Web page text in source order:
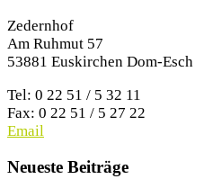
Zedernhof
Am Ruhmut 57
53881 Euskirchen Dom-Esch
Tel: 0 22 51 / 5 32 11
Fax: 0 22 51 / 5 27 22
Email
Neueste Beiträge